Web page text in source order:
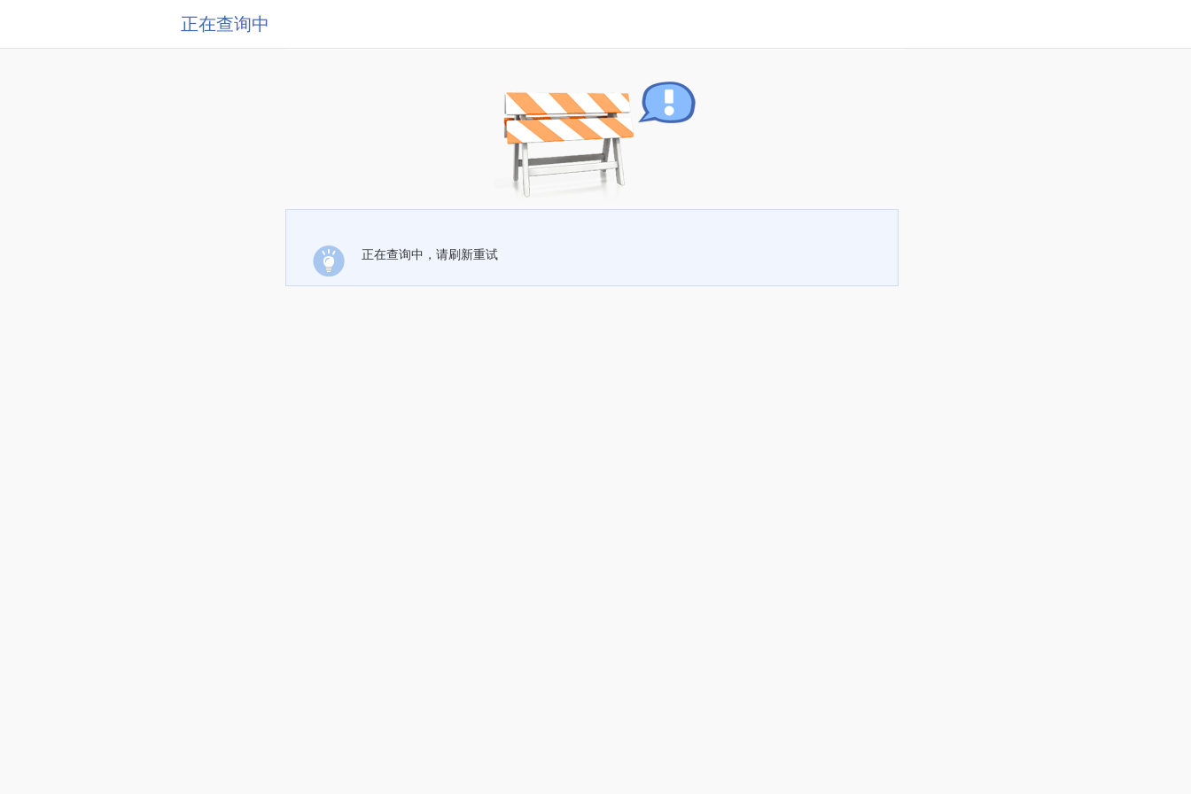
正在查询中
正在查询中，请刷新重试